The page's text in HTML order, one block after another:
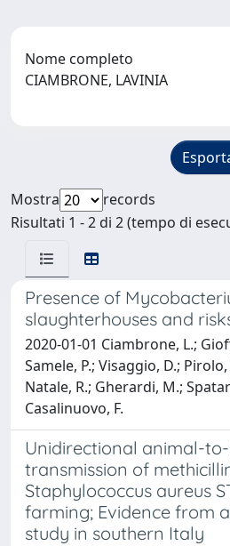
Nome completo
CIAMBRONE, LAVINIA
Mostra
records
Risultati 1 - 2 di 2 (tempo di
Presence of
slaughterhouses and
2020-01-01 Ciambrone, L.;
Samele, P.; Visaggio, D.;
Natale, R.; Gherardi, M.;
Casalinuovo, F.
Unidirectional animal-
transmission of
Staphylococcus aureus
farming; Evidence from
study in southern Italy